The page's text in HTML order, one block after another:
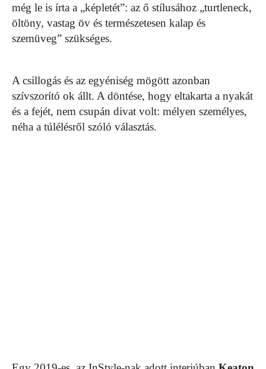
még le is írta a „képletét”: az ő stílusához „turtleneck,
öltöny, vastag öv és természetesen kalap és
szemüveg” szükséges.
A csillogás és az egyéniség mögött azonban
szívszorító ok állt. A döntése, hogy eltakarta a nyakát
és a fejét, nem csupán divat volt: mélyen személyes,
néha a túlélésről szóló választás.